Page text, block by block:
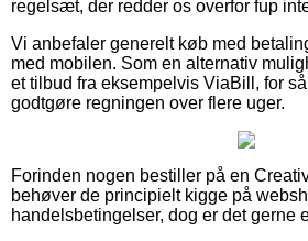
regelsæt, der redder os overfor fup
Vi anbefaler generelt køb med
med mobilen. Som en alternativ
et tilbud fra eksempelvis ViaBill, for
godtgøre regningen over flere uger.
Forinden nogen bestiller på en
behøver de principielt kigge på
handelsbetingelser, dog er det gerne